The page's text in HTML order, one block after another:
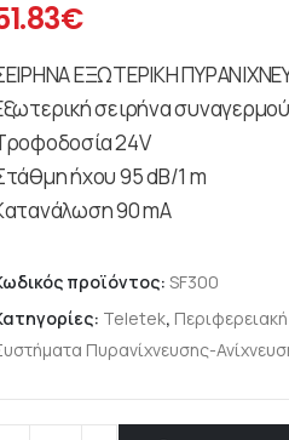
€
ΕΞΩΤΕΡΙΚΗ
σειρήνα
24V
ήχου 95 dB/1 m
90 mA
προϊόντος: SF300
Teletek,
Πυρανίχνευσης-